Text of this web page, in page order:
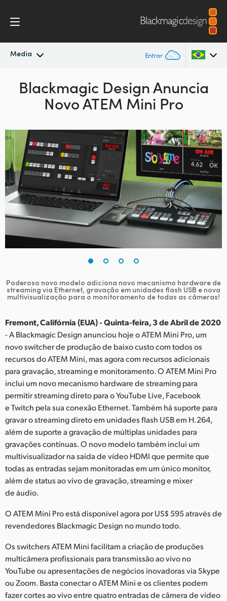
Media Entrar
Novidades
Imagens para Imprensa
Argentina
Australia
Brazil
Canada
China
Finland
Germany
Hong Kong SAR, China
India
Italy
Japan
Korea
Mexico
Malaysia
Netherlands
New Zealand
Singapore
South Africa
Blackmagic DesignAnuncia
Novo ATEM Mini Pro
Poderoso novo modelo adiciona novo mecanismo hardware de
streaming via Ethernet, gravação em unidades flash USB e nova
multivisualização para o monitoramento de todas as câmeras!
Fremont, Califórnia (EUA) - Quinta-feira, 3 de Abril de 2020
- A Blackmagic Design anunciou hoje o ATEM Mini Pro, um
novo switcher de produção de baixo custo com todos os
recursos do ATEM Mini, mas agora com recursos adicionais
para gravação, streaming e monitoramento. O ATEM Mini Pro
inclui um novo mecanismo hardware de streaming para
permitir streaming direto para o YouTube Live, Facebook
e Twitch pela sua conexão Ethernet. Também há suporte para
gravar o streaming direto em unidades flash USB em H.264,
além de suporte a gravação de múltiplas unidades para
gravações contínuas. O novo modelo também inclui um
multivisualizador na saída de vídeo HDMI que permite que
todas as entradas sejam monitoradas em um único monitor,
além de status ao vivo de gravação, streaming e mixer
de áudio.
O ATEM Mini Pro está disponível agora por US$ 595 através de
revendedores Blackmagic Design no mundo todo.
Os switchers ATEM Mini facilitam a criação de produções
multicâmera profissionais para transmissão ao vivo no
YouTube ou apresentações de negócios inovadoras via Skype
ou Zoom. Basta conectar o ATEM Mini e os clientes podem
fazer cortes ao vivo entre quatro entradas de câmera de vídeo